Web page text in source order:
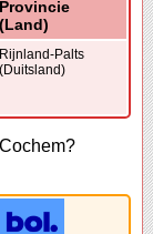
Provincie
(Land)
Rijnland-Palts
(Duitsland)